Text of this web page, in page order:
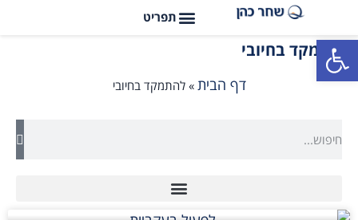
פתח סרגל נגישות
להתמקד בחיובי
דף הבית »להתמקד בחיובי